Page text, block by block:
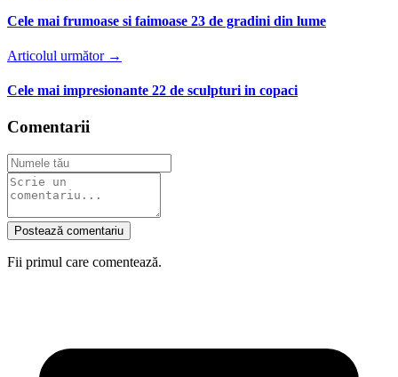
Cele mai frumoase si faimoase 23 de gradini din lume
Articolul următor →
Cele mai impresionante 22 de sculpturi in copaci
Comentarii
Postează comentariu
Fii primul care comentează.